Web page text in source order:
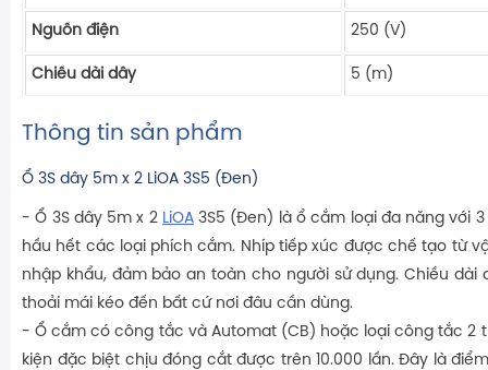
Nguồn điện 250 (V)
Chiều dài dây 5 (m)
Thông tin sản phẩm
Ổ 3S dây 5m x 2 LiOA 3S5 (Đen)
- Ổ 3S dây 5m x 2 LiOA3S5 (Đen) là ổ cắm loại đa năng với
hầu hết các loại phích cắm. Nhíp tiếp xúc được chế tạo từ
nhập khẩu, đảm bảo an toàn cho người sử dụng. Chiều dài
thoải mái kéo đến bất cứ nơi đâu cần dùng.
- Ổ cắm có công tắc và Automat (CB) hoặc loại công tắc 2
kiện đặc biệt chịu đóng cắt được trên 10.000 lần. Đây là